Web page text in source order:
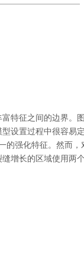
特征之间的边界。
设置过程中很容易
的强化特征。然而，
增长的区域使用两